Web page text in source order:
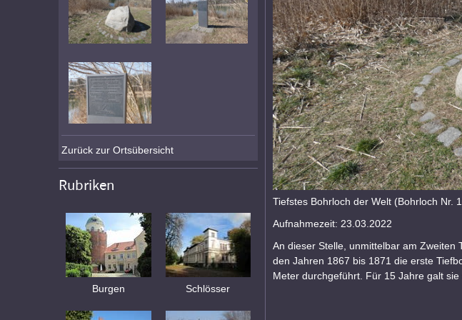
Tiefstes Bohrloch der Welt (Bohrloch Nr.
Aufnahmezeit: 23.03.2022
An dieser Stelle, unmittelbar am Zweiten
den Jahren 1867 bis 1871 die erste
Meter durchgeführt. Für 15 Jahre galt sie
Zurück zur Ortsübersicht
Rubriken
Burgen Schlösser